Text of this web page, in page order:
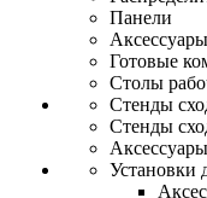
Панели
Готовые
Столы
Стенды
Стенды
Установки